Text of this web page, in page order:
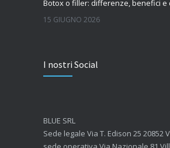
15 GIUGNO 2026
7 GIUGNO 2026
I nostri Social
BLUE SRL
Sede legale Via T. Edison 25 20852